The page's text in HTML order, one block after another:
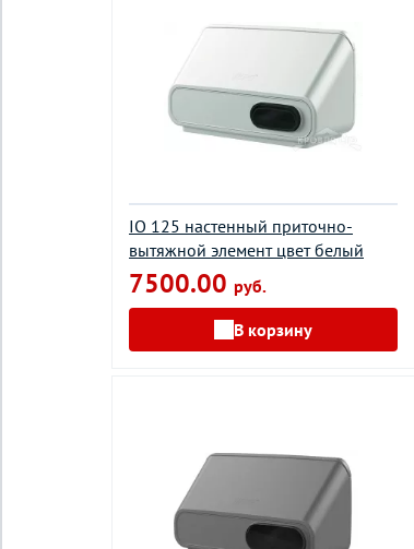
IO 125 настенный приточно-
вытяжной элемент цвет белый
7500.00 руб.
В корзину